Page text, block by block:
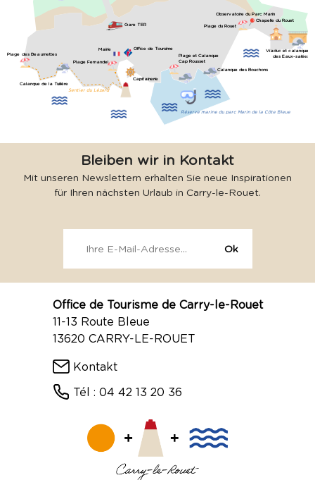
Viaduc et calanque
des Eaux-salées
Observatoire du Parc Marin
Chapelle du Rouet
Plage du Rouet
Gare TER
Calanque des Bouchons
Office de Toursime
Capitainerie
Plage et Calanque
Cap Rousset
Calanque de la Tuilière
Plage des Beaumettes
Mairie
Plage Fernandel
Réserve marine du parc Marin de la Côte Bleue
Sentier du Lézard
Bleiben wir in Kontakt
Mit unseren Newslettern erhalten Sie neue Inspirationen
für Ihren nächsten Urlaub in Carry-le-Rouet.
Office de Tourisme de Carry-le-Rouet
11-13 Route Bleue
13620 CARRY-LE-ROUET
Kontakt
Tél : 04 42 13 20 36